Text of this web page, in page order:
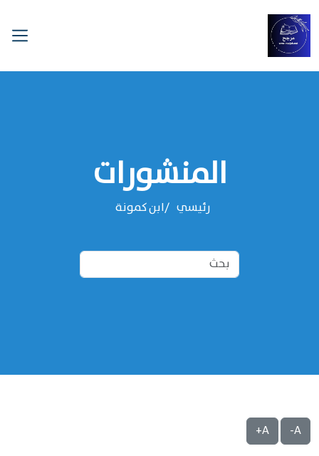
المنشورات
رئيسي ‌‌ابن كمونة
A-
A+